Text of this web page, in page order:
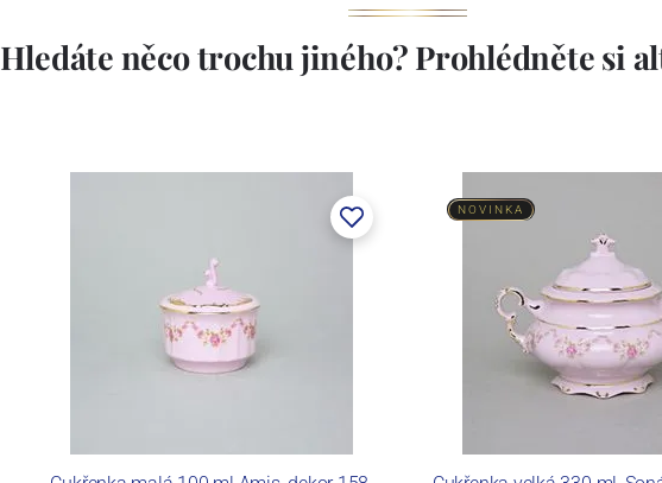
Hledáte něco trochu jiného? Prohlédněte si
NOVINKA